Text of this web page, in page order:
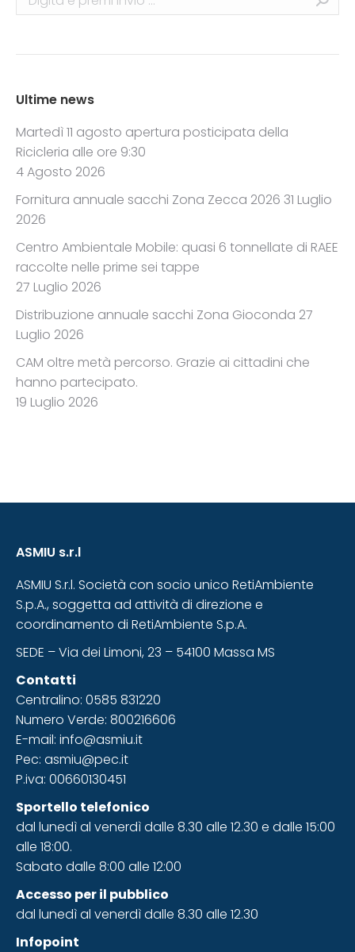
Ultime news
Martedì 11 agosto apertura posticipata della
Ricicleria alle ore 9:30
4 Agosto 2026
Fornitura annuale sacchi Zona Zecca 2026 31 Luglio
2026
Centro Ambientale Mobile: quasi 6 tonnellate di RAEE
raccolte nelle prime sei tappe
27 Luglio 2026
Distribuzione annuale sacchi Zona Gioconda 27
Luglio 2026
CAM oltre metà percorso. Grazie ai cittadini che
hanno partecipato.
19 Luglio 2026
ASMIU s.r.l
ASMIU S.r.l. Società con socio unico RetiAmbiente
S.p.A., soggetta ad attività di direzione e
coordinamento di RetiAmbiente S.p.A.
SEDE – Via dei Limoni, 23 – 54100 Massa MS
Contatti
Centralino: 0585 831220
Numero Verde: 800216606
E-mail: info@asmiu.it
Pec: asmiu@pec.it
P.iva: 00660130451
Sportello telefonico
dal lunedì al venerdì dalle 8.30 alle 12.30 e dalle 15:00
alle 18:00.
Sabato dalle 8:00 alle 12:00
Accesso per il pubblico
dal lunedì al venerdì dalle 8.30 alle 12.30
Infopoint